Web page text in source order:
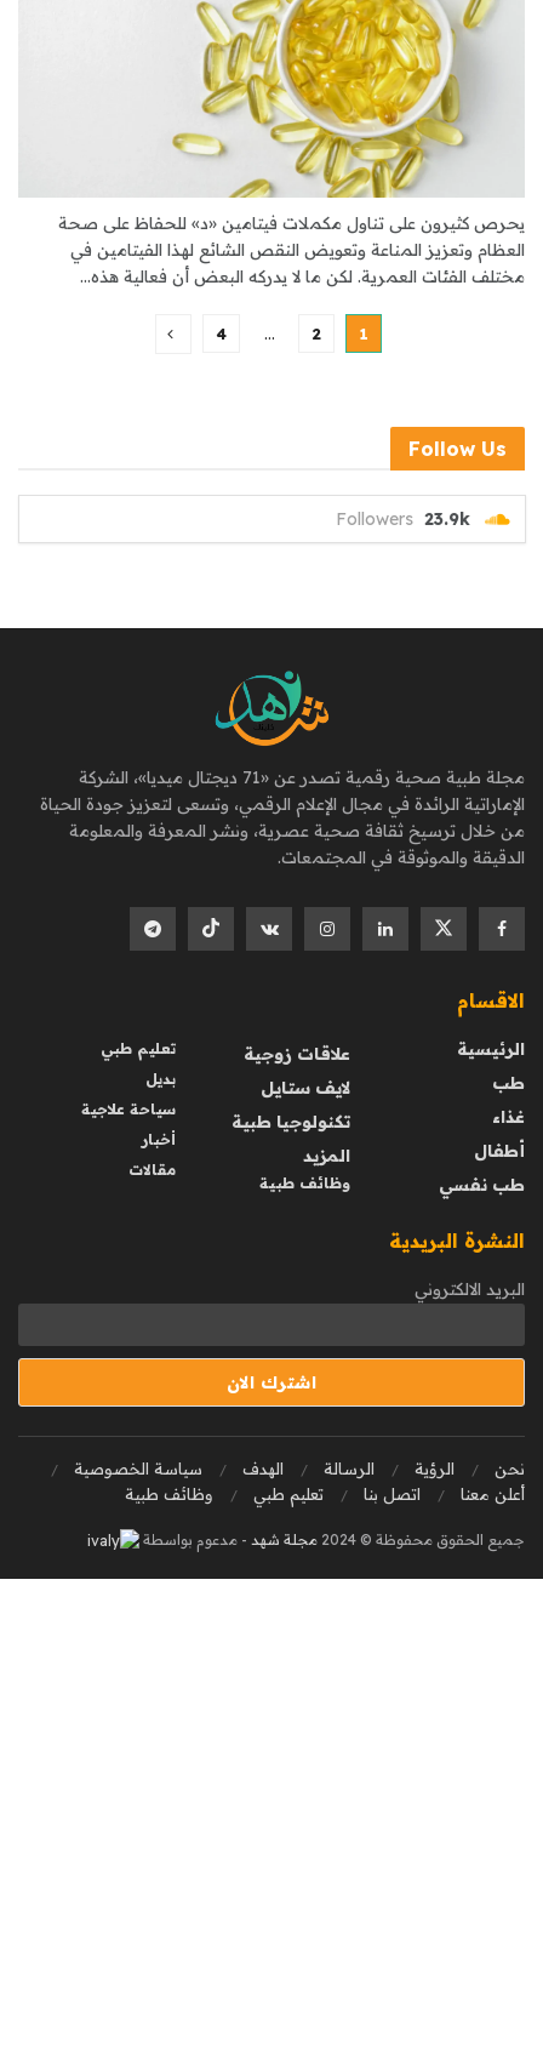
يحرص كثيرون على تناول مكملات فيتامين «د» للحفاظ على صحة
العظام وتعزيز المناعة وتعويض النقص الشائع لهذا الفيتامين في
مختلف الفئات العمرية. لكن ما لا يدركه البعض أن فعالية هذه...
1
2
…
4
Follow Us
23.9k
Followers
مجلة طبية صحية رقمية تصدر عن «71 ديجتال ميديا»، الشركة
الإماراتية الرائدة في مجال الإعلام الرقمي، وتسعى لتعزيز جودة الحياة
من خلال ترسيخ ثقافة صحية عصرية، ونشر المعرفة والمعلومة
الدقيقة والموثوقة في المجتمعات.
الاقسام
الرئيسية
طب
غذاء
أطفال
طب نفسي
علاقات زوجية
لايف ستايل
تكنولوجيا طبية
المزيد
وظائف طبية
تعليم طبي
بديل
سياحة علاجية
أخبار
مقالات
النشرة البريدية
البريد الالكتروني
نحن الرؤية الرسالة الهدف
سياسة الخصوصية
أعلن معنا
اتصل بنا تعليم طبي وظائف طبية
جميع الحقوق محفوظة © 2024 مجلة شهد - مدعوم بواسطة